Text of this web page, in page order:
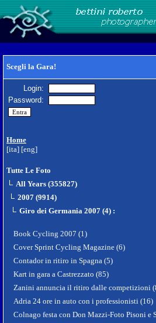
Scegli la Gara!
Login:
Password:
Home
[ita] [eng]
Tutte Le Foto
All Years (355827)
2007 (9914)
Giro dei Germania 2007 (4) :
Book Cycling 2007 (1)
Cover Sprint Cycling Magazine (6)
Contador in ritiro in Spagna (5)
Kart in gara a Castrezzato (85)
Zanini annuncia il ritiro dalle competizioni
Adria 24 ore in auto con i professionisti (16)
Colnago festa con Don Mazzi-Foto Pisoni e